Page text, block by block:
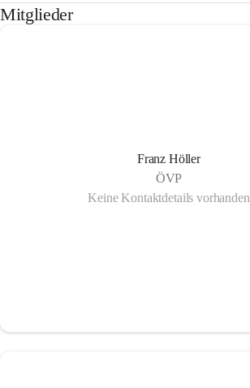
Mitglieder
Franz Höller
ÖVP
Keine Kontaktdetails vorhanden